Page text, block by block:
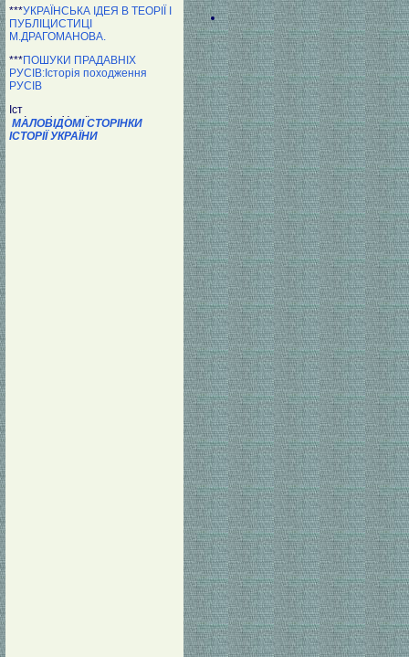
***УКРАЇНСЬКА ІДЕЯ В ТЕОРІЇ І
ПУБЛІЦИСТИЦІ
М.ДРАГОМАНОВА.
***ПОШУКИ ПРАДАВНІХ
РУСІВ:Історія походження
РУСІВ
МАЛОВІДОМІ СТОРІНКИ
ІСТОРІЇ УКРАЇНИ